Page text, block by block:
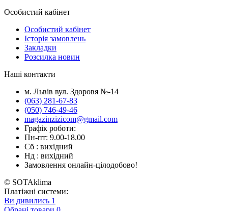
Особистий кабінет
Особистий кабінет
Історія замовлень
Закладки
Розсилка новин
Наші контакти
м. Львів вул. Здоровя №-14
(063) 281-67-83
(050) 746-49-46
magazinzizicom@gmail.com
Графік роботи:
Пн-пт: 9.00-18.00
Сб : вихідний
Нд : вихідний
Замовлення онлайн-цілодобово!
© SOTAklima
Платіжні системи:
Ви дивились 1